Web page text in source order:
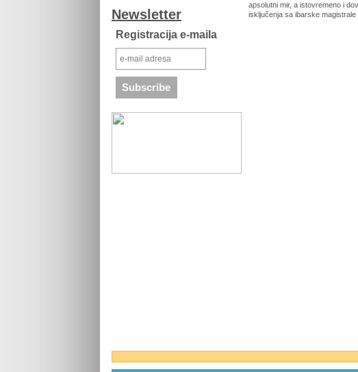
Newsletter
Registracija e-maila
apsolutni mir, a istovremeno i
isključenja sa ibarske magistrale